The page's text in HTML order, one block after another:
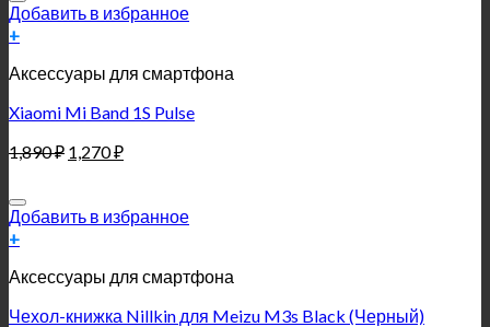
Добавить в избранное
+
Аксессуары для смартфона
Xiaomi Mi Band 1S Pulse
1,890₽ 1,270₽
Добавить в избранное
+
Аксессуары для смартфона
Чехол-книжка Nillkin для Meizu M3s Black (Черный)